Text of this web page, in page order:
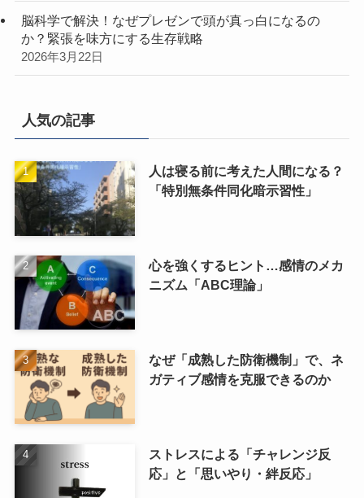
脳科学で解決！なぜプレゼンで頭が真っ白になるの
か？緊張を味方にする生存戦略
2026年3月22日
人気の記事
人は寝る前に考えた人間になる？
「特別無条件同化暗示習性」
心を強くするヒント…感情のメカ
ニズム「ABC理論」
なぜ「成熟した防衛機制」で、ネ
ガティブ感情を克服できるのか
ストレスによる「チャレンジ反
応」と「思いやり・絆反応」